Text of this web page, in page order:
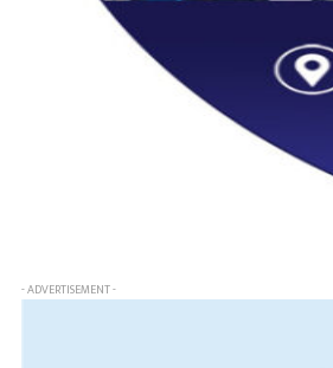
- ADVERTISEMENT -